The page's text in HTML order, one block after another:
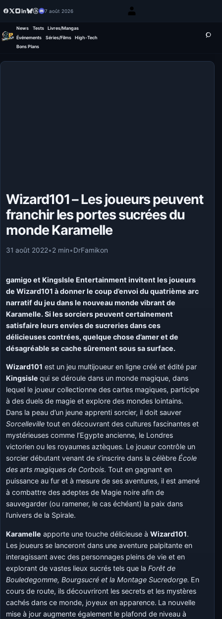
7 août 2026
News Tests
Livres/Mangas
Événements
Séries/Films
High-Tech
Bons Plans
Wizard101 – Les joueurs peuvent
franchir les portes sucrées du
monde Karamelle
31 août 2022•2 min•DrFamikon
gamigo et KingsIsle Entertainment invitent les joueurs
de Wizard101 à donner le coup d’envoi du quatrième arc
narratif du jeu dans le nouveau monde vibrant de
Karamelle. Si les sorciers peuvent certainement
satisfaire leurs envies de sucreries dans ces
délicieuses contrées, quelque chose d’amer et de
désagréable se cache sûrement sous sa surface.
Wizard101 est un jeu multijoueur en ligne créé et édité par
Kingsislequi se déroule dans un monde magique, dans
lequel le joueur collectionne des cartes magiques, participe
à des duels de magie et explore des mondes lointains.
Dans la peau d’un jeune apprenti sorcier, il doit sauver
Sorcelleville tout en découvrant des cultures fascinantes et
mystérieuses comme l’Egypte ancienne, le Londres
victorien ou les royaumes aztèques. Le joueur contrôle un
sorcier débutant venant de s’inscrire dans la célèbreÉcole
des arts magiques de Corbois. Tout en gagnant en
puissance au fur et à mesure de ses aventures, il est amené
à combattre des adeptes de Magie noire afin de
sauvegarder (ou ramener, le cas échéant) la paix dans
l’univers de la Spirale.
Karamelle apporte une touche délicieuse àWizard101.
Les joueurs se lanceront dans une aventure palpitante en
interagissant avec des personnages pleins de vie et en
explorant de vastes lieux sucrés tels que laForêt de
Bouledegomme, Bourgsucré et la Montage Sucredorge. En
cours de route, ils découvriront les secrets et les mystères
cachés dans ce monde, joyeux en apparence. La nouvelle
mise à jour augmente également le plafond de niveau à